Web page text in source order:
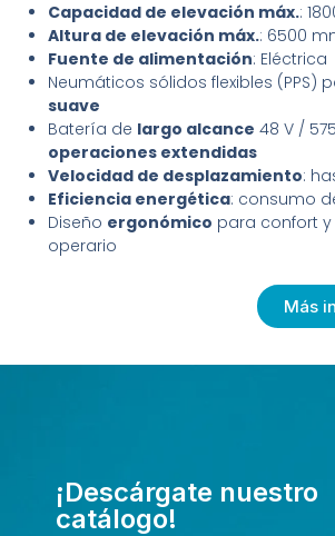
Capacidad de elevación máx.:
Altura de elevación máx.: 6500
Fuente de alimentación: Eléctrica
Neumáticos sólidos flexibles (PPS)
suave
Batería de largo alcance 48 V /
operaciones extendidas
Velocidad de desplazamiento:
Eficiencia energética: consumo
Diseño ergonómico para confort
operario
Más
¡Descárgate nuestro
catálogo!